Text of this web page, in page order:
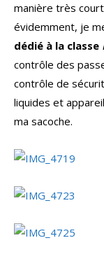
manière très
évidemment, je
dédié à la classe
contrôle des
contrôle de
liquides et
ma sacoche.